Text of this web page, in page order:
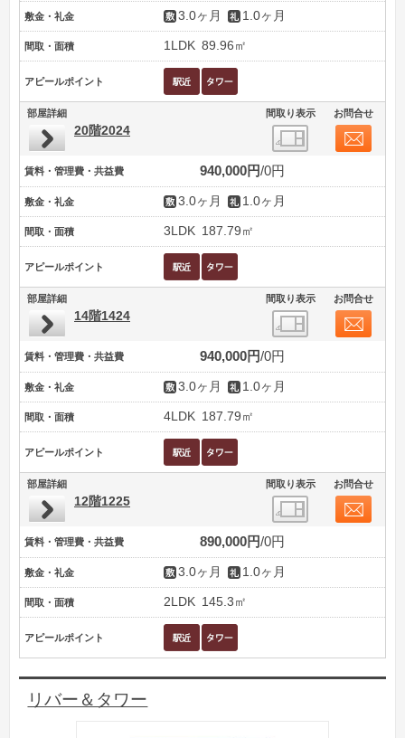
敷金・礼金 3.0ヶ月 1.0ヶ月
間取・面積 1LDK 89.96㎡
アピールポイント
部屋詳細 間取り表示 お問合せ
20階2024
賃料・管理費・共益費 940,000円 0円
敷金・礼金 3.0ヶ月 1.0ヶ月
間取・面積 3LDK 187.79㎡
アピールポイント
部屋詳細 間取り表示 お問合せ
14階1424
賃料・管理費・共益費 940,000円 0円
敷金・礼金 3.0ヶ月 1.0ヶ月
間取・面積 4LDK 187.79㎡
アピールポイント
部屋詳細 間取り表示 お問合せ
12階1225
賃料・管理費・共益費 890,000円 0円
敷金・礼金 3.0ヶ月 1.0ヶ月
間取・面積 2LDK 145.3㎡
アピールポイント
リバー＆タワー